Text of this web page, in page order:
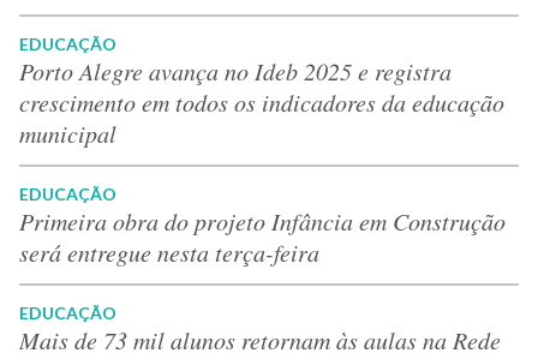
EDUCAÇÃO
Porto Alegre avança no Ideb 2025 e registra
crescimento em todos os indicadores da educação
municipal
EDUCAÇÃO
Primeira obra do projeto Infância em Construção
será entregue nesta terça-feira
EDUCAÇÃO
Mais de 73 mil alunos retornam às aulas na Rede